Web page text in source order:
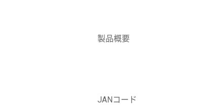
製品概要
JANコード